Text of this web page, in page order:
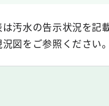
汚水の告示状況を記
図をご参照ください。